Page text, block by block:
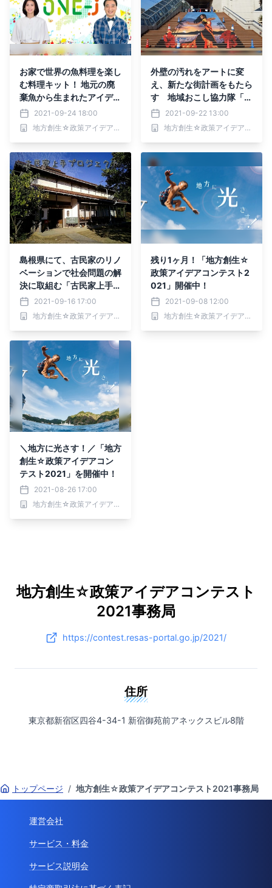
お家で世界の魚料理を楽し
む料理キット！ 地元の廃
棄魚から生まれたアイデア
とは？JRN加盟の32局で
放送中「地方創生プログラ
ムONE-J」にて考案者が
2021-09-24 18:00
地方創生☆政策アイデアコンテスト2021事務局
外壁の汚れをアートに変
え、新たな街計画をもたら
す 地域おこし協力隊「T
OMOSHIBI」さんにイン
タビュー！
2021-09-22 13:00
地方創生☆政策アイデアコンテスト2021事務局
島根県にて、古民家のリノ
ベーションで社会問題の解
決に取組む「古民家上手」
さんにインタビュー！！！
2021-09-16 17:00
地方創生☆政策アイデアコンテスト2021事務局
残り1ヶ月！「地方創生☆
政策アイデアコンテスト2
021」開催中！
2021-09-08 12:00
地方創生☆政策アイデアコンテスト2021事務局
＼地方に光さす！／「地方
創生☆政策アイデアコン
テスト2021」を開催中！
2021-08-26 17:00
地方創生☆政策アイデアコンテスト2021事務局
地方創生☆政策アイデアコンテスト
2021事務局
https://contest.resas-portal.go.jp/2021/
住所
東京都新宿区四谷4-34-1 新宿御苑前アネックスビル8階
トップページ / 地方創生☆政策アイデアコンテスト2021事務局
運営会社
サービス・料金
サービス説明会